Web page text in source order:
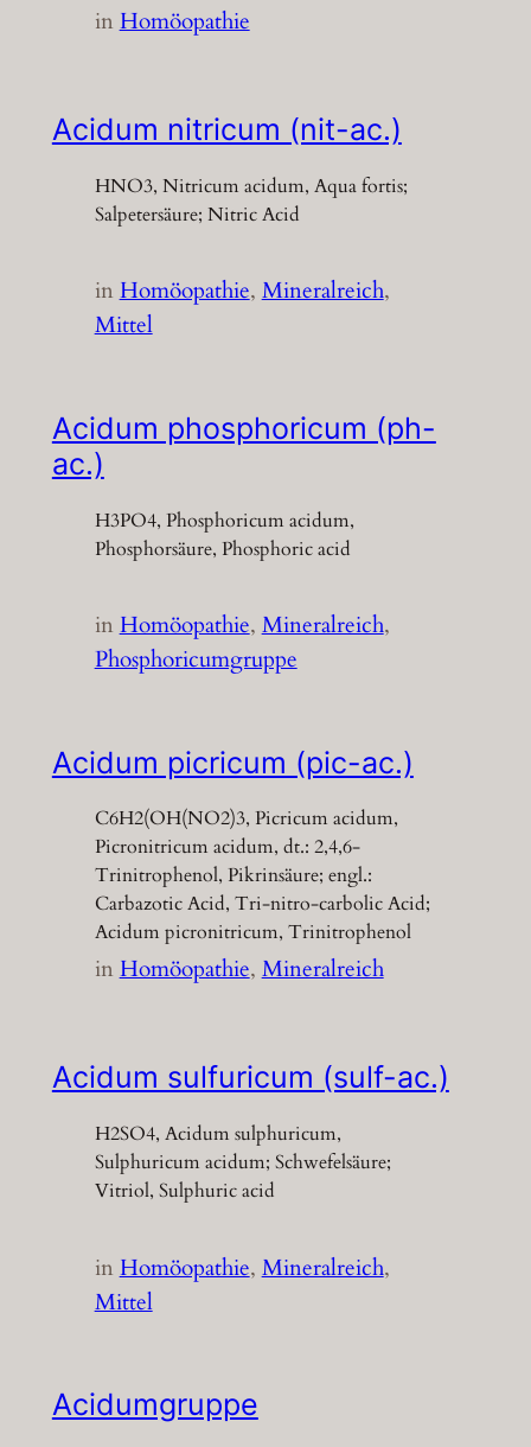
inHomöopathie
Acidum nitricum (nit-ac.)
HNO3, Nitricum acidum, Aqua fortis;
Salpetersäure; Nitric Acid
inHomöopathie, Mineralreich
Mittel
Acidum phosphoricum (ph-
ac.)
H3PO4, Phosphoricum acidum,
Phosphorsäure, Phosphoric acid
inHomöopathie, Mineralreich
Phosphoricumgruppe
Acidum picricum (pic-ac.)
C6H2(OH(NO2)3, Picricum acidum,
Picronitricum acidum, dt.: 2,4,6-
Trinitrophenol, Pikrinsäure; engl.:
Carbazotic Acid, Tri-nitro-carbolic Acid;
Acidum picronitricum, Trinitrophenol
inHomöopathie, Mineralreich
Acidum sulfuricum (sulf-ac.)
H2SO4, Acidum sulphuricum,
Sulphuricum acidum; Schwefelsäure;
Vitriol, Sulphuric acid
inHomöopathie, Mineralreich
Mittel
Acidumgruppe